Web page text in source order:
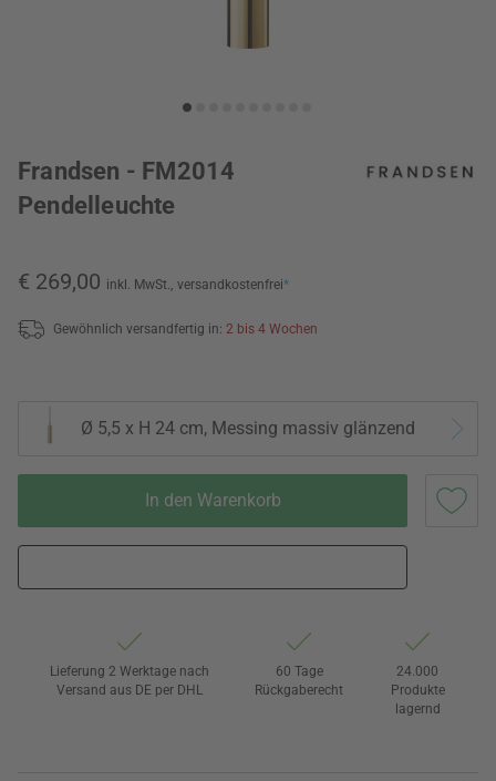
Frandsen - FM2014
Pendelleuchte
€ 269,00 inkl. MwSt., versandkostenfrei*
Gewöhnlich versandfertig in: 2 bis 4 Wochen
Ø 5,5 x H 24 cm, Messing massiv glänzend
In den Warenkorb
Lieferung 2 Werktage nach
Versand aus DE per DHL
60 Tage
Rückgaberecht
24.000
Produkte
lagernd